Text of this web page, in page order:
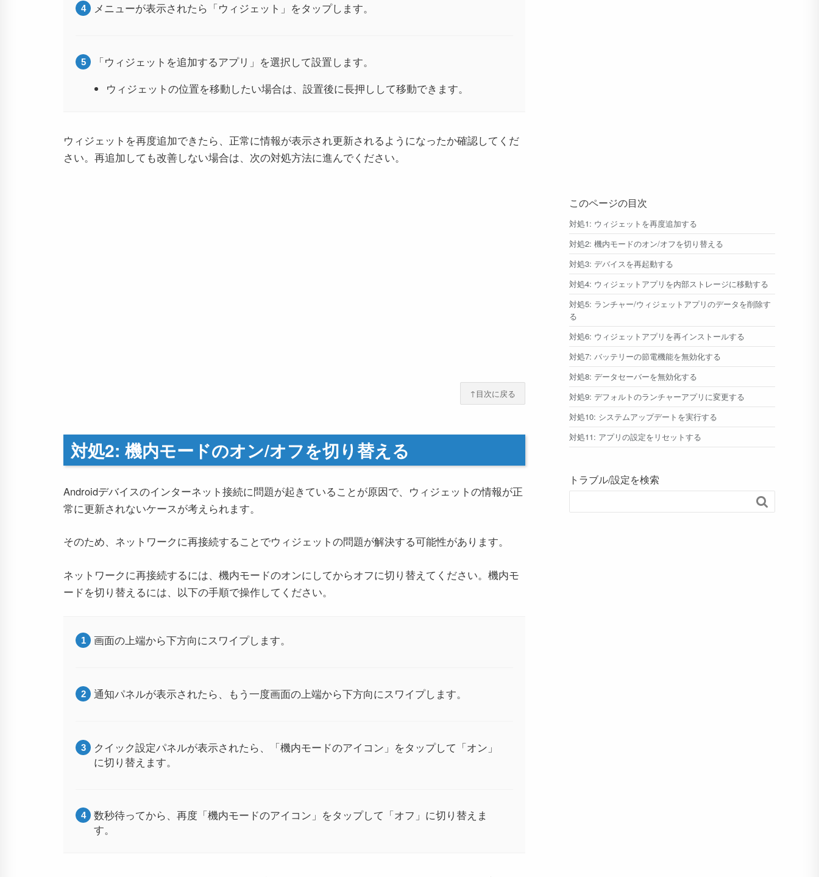
メニューが表示されたら「ウィジェット」をタップします。
「ウィジェットを追加するアプリ」を選択して設置します。
ウィジェットの位置を移動したい場合は、設置後に長押しして移動できます。
ウィジェットを再度追加できたら、正常に情報が表示され更新されるようになったか確認してくだ
さい。再追加しても改善しない場合は、次の対処方法に進んでください。
↑目次に戻る
対処2: 機内モードのオン/オフを切り替える
Androidデバイスのインターネット接続に問題が起きていることが原因で、ウィジェットの情報が正
常に更新されないケースが考えられます。
そのため、ネットワークに再接続することでウィジェットの問題が解決する可能性があります。
ネットワークに再接続するには、機内モードのオンにしてからオフに切り替えてください。機内モ
ードを切り替えるには、以下の手順で操作してください。
画面の上端から下方向にスワイプします。
通知パネルが表示されたら、もう一度画面の上端から下方向にスワイプします。
クイック設定パネルが表示されたら、「機内モードのアイコン」をタップして「オン」
に切り替えます。
数秒待ってから、再度「機内モードのアイコン」をタップして「オフ」に切り替えま
す。
このページの目次
対処1: ウィジェットを再度追加する
対処2: 機内モードのオン/オフを切り替える
対処3: デバイスを再起動する
対処4: ウィジェットアプリを内部ストレージに移動する
対処5: ランチャー/ウィジェットアプリのデータを削除す
る
対処6: ウィジェットアプリを再インストールする
対処7: バッテリーの節電機能を無効化する
対処8: データセーバーを無効化する
対処9: デフォルトのランチャーアプリに変更する
対処10: システムアップデートを実行する
対処11: アプリの設定をリセットする
トラブル/設定を検索
